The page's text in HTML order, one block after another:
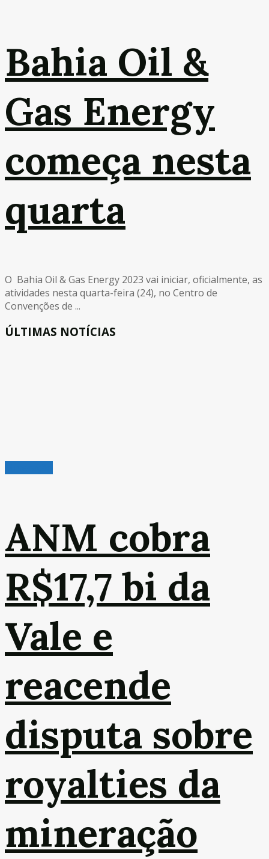
Bahia Oil &
Gas Energy
começa nesta
quarta
O Bahia Oil & Gas Energy 2023 vai iniciar, oficialmente, as
atividades nesta quarta-feira (24), no Centro de
Convenções de ...
ÚLTIMAS NOTÍCIAS
ANM cobra
R$17,7 bi da
Vale e
reacende
disputa sobre
royalties da
mineração